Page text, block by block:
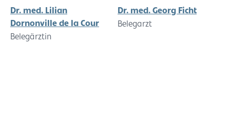
Dr. med. Lilian
Dornonville de la Cour
Belegärztin
Dr. med. Georg Ficht
Belegarzt